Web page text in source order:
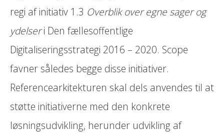
regi af initiativ 1.3 Overblik over egne sager og
ydelseri Den fællesoffentlige
Digitaliseringsstrategi 2016 – 2020. Scope
favner således begge disse initiativer.
Referencearkitekturen skal dels anvendes til at
støtte initiativerne med den konkrete
løsningsudvikling, herunder udvikling af